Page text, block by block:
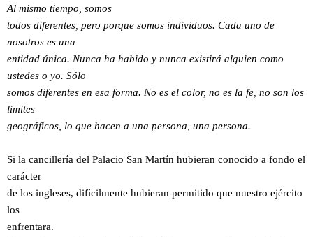
Al mismo tiempo, somos
todos diferentes, pero porque somos individuos. Cada uno de
nosotros es una
entidad única. Nunca ha habido y nunca existirá alguien como
ustedes o yo. Sólo
somos diferentes en esa forma. No es el color, no es la fe, no son los
límites
geográficos, lo que hacen a una persona, una persona.
Si la cancillería del Palacio San Martín hubieran conocido a fondo el
carácter
de los ingleses, difícilmente hubieran permitido que nuestro ejército
los
enfrentara.